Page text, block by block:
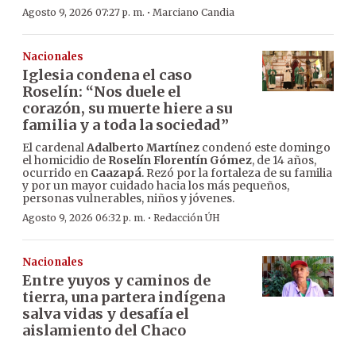
Agosto 9, 2026 07:27 p. m. · Marciano Candia
Nacionales
Iglesia condena el caso
Roselín: “Nos duele el
corazón, su muerte hiere a su
familia y a toda la sociedad”
El cardenalAdalberto Martínez condenó este domingo
el homicidio de Roselín Florentín Gómez, de 14 años,
ocurrido en Caazapá. Rezó por la fortaleza de su familia
y por un mayor cuidado hacia los más pequeños,
personas vulnerables, niños y jóvenes.
Agosto 9, 2026 06:32 p. m. · Redacción ÚH
Nacionales
Entre yuyos y caminos de
tierra, una partera indígena
salva vidas y desafía el
aislamiento del Chaco